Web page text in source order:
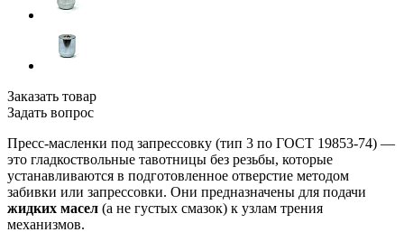
Заказать товар
Задать вопрос
Пресс-масленки под запрессовку (тип 3 по ГОСТ 19853-74) —
это гладкоствольные тавотницы без резьбы, которые
устанавливаются в подготовленное отверстие методом
забивки или запрессовки. Они предназначены для подачи
жидких масел (а не густых смазок) к узлам трения
механизмов.